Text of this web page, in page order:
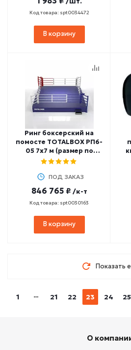
Код товара: spt0034472
В корзину
Ринг боксерский на
помосте TOTALBOX РП6-
05 7х7 м (размер по
канатам 6х6 м)
ПОД ЗАКАЗ
846 765 ₽ /к-т
Код товара: spt0030163
В корзину
Показать
1 21 22 23 24 25
О